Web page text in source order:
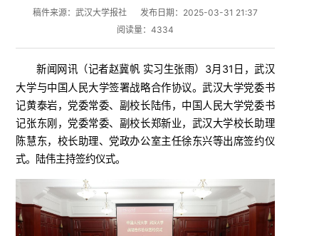
稿件来源：武汉大学报社
发布日期：2025-03-31 21:37
阅读量： 4334
新闻网讯（记者赵冀帆 实习生张雨）3月31日，武汉
大学与中国人民大学签署战略合作协议。武汉大学党委书
记黄泰岩，党委常委、副校长陆伟，中国人民大学党委书
记张东刚，党委常委、副校长郑新业，武汉大学校长助理
陈慧东，校长助理、党政办公室主任徐东兴等出席签约仪
式。陆伟主持签约仪式。